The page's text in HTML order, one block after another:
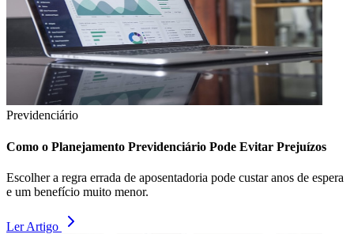
Previdenciário
Como o Planejamento Previdenciário Pode Evitar Prejuízos
Escolher a regra errada de aposentadoria pode custar anos de espera
e um benefício muito menor.
Ler Artigo